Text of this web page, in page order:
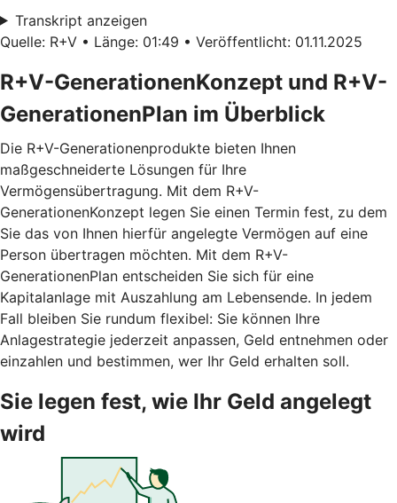
Transkript anzeigen
Quelle: R+V • Länge: 01:49 • Veröffentlicht: 01.11.2025
R+V-GenerationenKonzept und R+V-
GenerationenPlan im Überblick
Die R+V-Generationenprodukte bieten Ihnen
maßgeschneiderte Lösungen für Ihre
Vermögensübertragung. Mit dem R+V-
GenerationenKonzept legen Sie einen Termin fest, zu dem
Sie das von Ihnen hierfür angelegte Vermögen auf eine
Person übertragen möchten. Mit dem R+V-
GenerationenPlan entscheiden Sie sich für eine
Kapitalanlage mit Auszahlung am Lebensende. In jedem
Fall bleiben Sie rundum flexibel: Sie können Ihre
Anlagestrategie jederzeit anpassen, Geld entnehmen oder
einzahlen und bestimmen, wer Ihr Geld erhalten soll.
Sie legen fest, wie Ihr Geld angelegt
wird